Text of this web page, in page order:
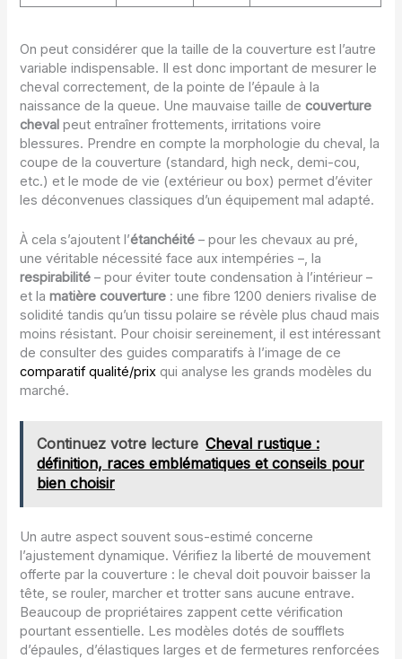
On peut considérer que la taille de la couverture est l’autre
variable indispensable. Il est donc important de mesurer le
cheval correctement, de la pointe de l’épaule à la
naissance de la queue. Une mauvaise taille decouverture
cheval peut entraîner frottements, irritations voire
blessures. Prendre en compte la morphologie du cheval, la
coupe de la couverture (standard, high neck, demi-cou,
etc.) et le mode de vie (extérieur ou box) permet d’éviter
les déconvenues classiques d’un équipement mal adapté.
À cela s’ajoutent l’étanchéité – pour les chevaux au pré,
une véritable nécessité face aux intempéries –, la
respirabilité – pour éviter toute condensation à l’intérieur –
et lamatière couverture : une fibre 1200 deniers rivalise de
solidité tandis qu’un tissu polaire se révèle plus chaud mais
moins résistant. Pour choisir sereinement, il est intéressant
de consulter des guides comparatifs à l’image de ce
comparatif qualité/prix qui analyse les grands modèles du
marché.
Continuez votre lecture Cheval rustique :
définition, races emblématiques et conseils pour
bien choisir
Un autre aspect souvent sous-estimé concerne
l’ajustement dynamique. Vérifiez la liberté de mouvement
offerte par la couverture : le cheval doit pouvoir baisser la
tête, se rouler, marcher et trotter sans aucune entrave.
Beaucoup de propriétaires zappent cette vérification
pourtant essentielle. Les modèles dotés de soufflets
d’épaules, d’élastiques larges et de fermetures renforcées